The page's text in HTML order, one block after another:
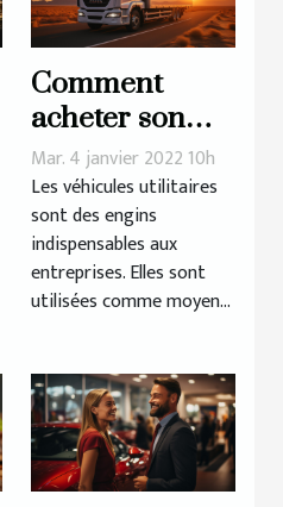
Comment
acheter son
véhicule
utilitaire en
2022 ?
Mar. 4 janvier 2022 10h
Les véhicules utilitaires
sont des engins
indispensables aux
entreprises. Elles sont
utilisées comme moyen...